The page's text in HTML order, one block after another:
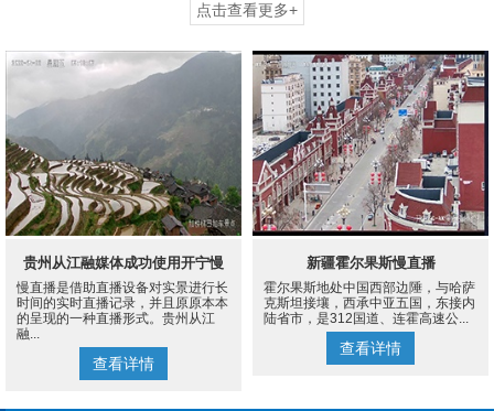
点击查看更多+
贵州从江融媒体成功使用开宁慢
直播设备案例
慢直播是借助直播设备对实景进行长
时间的实时直播记录，并且原原本本
的呈现的一种直播形式。贵州从江
融...
查看详情
新疆霍尔果斯慢直播
霍尔果斯地处中国西部边陲，与哈萨
克斯坦接壤，西承中亚五国，东接内
陆省市，是312国道、连霍高速公...
查看详情